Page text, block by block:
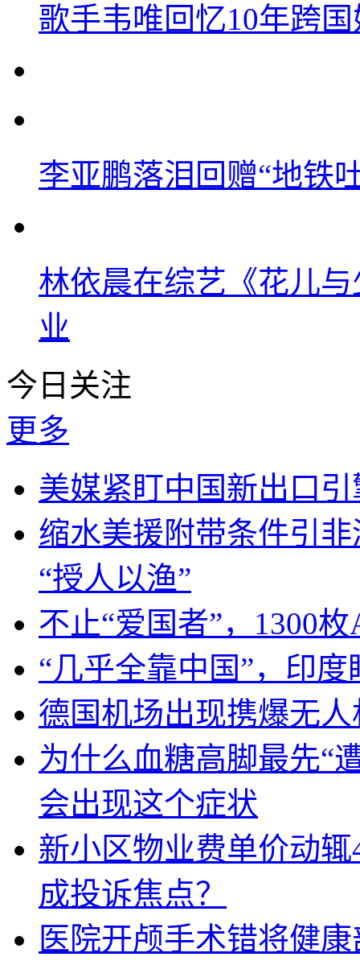
歌手韦唯回忆10年跨
李亚鹏落泪回赠“地铁
林依晨在综艺《花儿
业
今日关注
更多
美媒紧盯中国新出口
缩水美援附带条件引
“授人以渔”
不止“爱国者”，1300
“几乎全靠中国”，印
德国机场出现携爆无
为什么血糖高脚最先“
会出现这个症状
新小区物业费单价动
成投诉焦点？
医院开颅手术错将健